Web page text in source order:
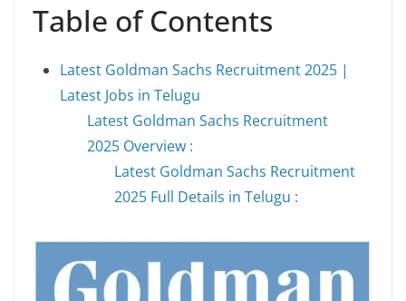
Table of Contents
Latest Goldman Sachs Recruitment 2025 |
Latest Jobs in Telugu
Latest Goldman Sachs Recruitment
2025 Overview :
Latest Goldman Sachs Recruitment
2025 Full Details in Telugu :